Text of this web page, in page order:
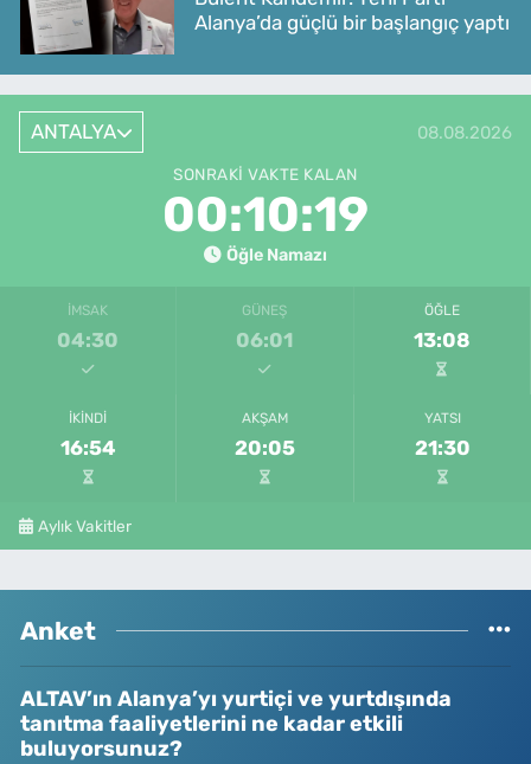
Alanya’da güçlü bir başlangıç yaptı
ANTALYA 08.08.2026
SONRAKI VAKTE KALAN
00:10:19
Öğle Namazı
İMSAK
04:30
GÜNEŞ
06:01
ÖĞLE
13:08
İKINDI
16:54
AKŞAM
20:05
YATSI
21:30
Aylık Vakitler
Anket
ALTAV’ın Alanya’yı yurtiçi ve yurtdışında
tanıtma faaliyetlerini ne kadar etkili
buluyorsunuz?